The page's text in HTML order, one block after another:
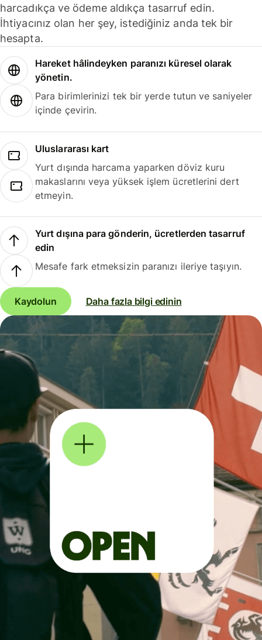
harcadıkça ve ödeme aldıkça tasarruf edin.
İhtiyacınız olan her şey, istediğiniz anda tek bir
hesapta.
Hareket hâlindeyken paranızı küresel olarak
yönetin.
Para birimlerinizi tek bir yerde tutun ve saniyeler
içinde çevirin.
Uluslararası kart
Yurt dışında harcama yaparken döviz kuru
makaslarını veya yüksek işlem ücretlerini dert
etmeyin.
Yurt dışına para gönderin, ücretlerden tasarruf
edin
Mesafe fark etmeksizin paranızı ileriye taşıyın.
Kaydolun Daha fazla bilgi edinin